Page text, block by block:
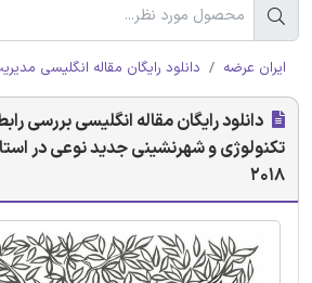
ایران عرضه دانلود رایگان مقاله انگلیسی
دانلود رایگان مقاله انگلیسی بررسی
تکنولوژی و شهرنشینی جدید نوعی در
2018